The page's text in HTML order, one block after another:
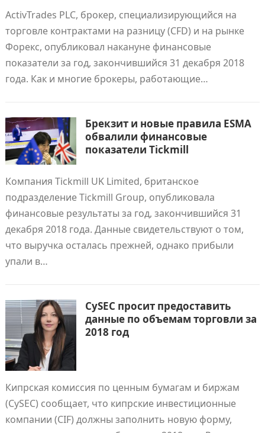
ActivTrades PLC, брокер, специализирующийся на
торговле контрактами на разницу (CFD) и на рынке
Форекс, опубликовал накануне финансовые
показатели за год, закончившийся 31 декабря 2018
года. Как и многие брокеры, работающие…
Брекзит и новые правила ESMA
обвалили финансовые
показатели Tickmill
Компания Tickmill UK Limited, британское
подразделение Tickmill Group, опубликовала
финансовые результаты за год, закончившийся 31
декабря 2018 года. Данные свидетельствуют о том,
что выручка осталась прежней, однако прибыли
упали в…
CySEC просит предоставить
данные по объемам торговли за
2018 год
Кипрская комиссия по ценным бумагам и биржам
(CySEC) сообщает, что кипрские инвестиционные
компании (CIF) должны заполнить новую форму,